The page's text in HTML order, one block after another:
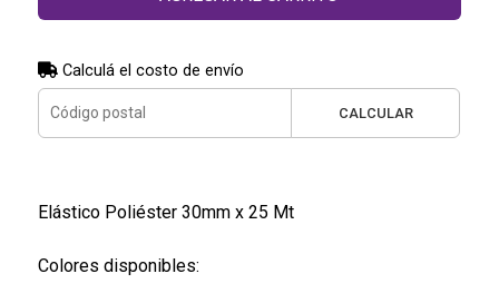
Calculá el costo de envío
CALCULAR
Elástico Poliéster 30mm x 25 Mt
Colores disponibles: